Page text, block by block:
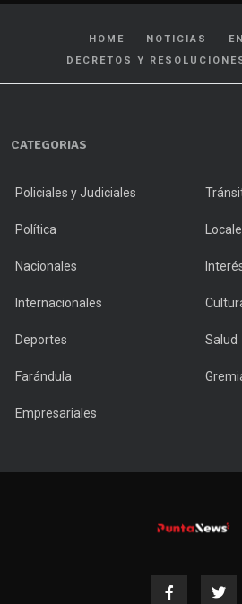
HOME NOTICIAS
DECRETOS Y
CATEGORIAS
Policiales y Judiciales
Política
Nacionales
Internacionales
Deportes Salud
Farándula
Empresariales